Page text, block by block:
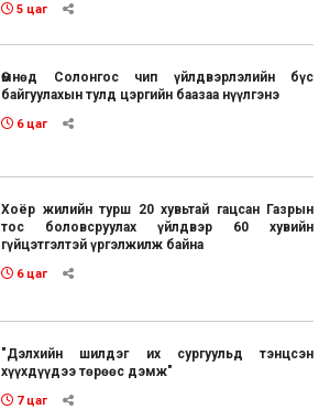
5 цаг
Өмнөд Солонгос чип үйлдвэрлэлийн бүс
байгуулахын тулд цэргийн баазаа нүүлгэнэ
6 цаг
Хоёр жилийн турш 20 хувьтай гацсан Газрын
тос боловсруулах үйлдвэр 60 хувийн
гүйцэтгэлтэй үргэлжилж байна
6 цаг
"Дэлхийн шилдэг их сургуульд тэнцсэн
хүүхдүүдээ төрөөс дэмж"
7 цаг